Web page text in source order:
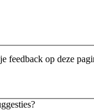
feedback op deze